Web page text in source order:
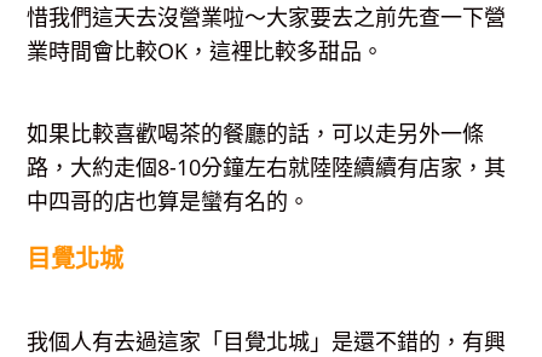
惜我們這天去沒營業啦～大家要去之前先查一下營
業時間會比較OK，這裡比較多甜品。
如果比較喜歡喝茶的餐廳的話，可以走另外一條
路，大約走個8-10分鐘左右就陸陸續續有店家，其
中四哥的店也算是蠻有名的。
目覺北城
我個人有去過這家「目覺北城」是還不錯的，有興